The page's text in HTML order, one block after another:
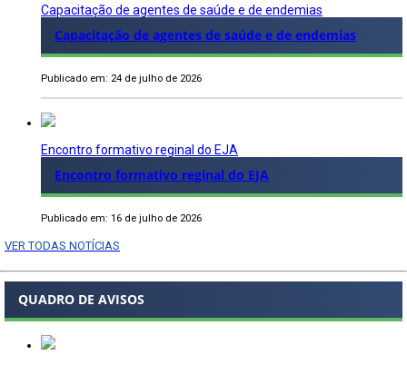
Capacitação de agentes de saúde e de endemias
Capacitação de agentes de saúde e de endemias
Publicado em: 24 de julho de 2026
Encontro formativo reginal do EJA
Encontro formativo reginal do EJA
Publicado em: 16 de julho de 2026
VER TODAS NOTÍCIAS
QUADRO DE AVISOS